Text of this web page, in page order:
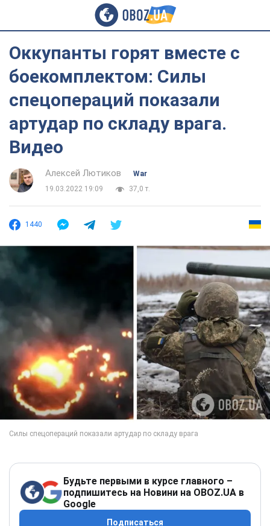
Оккупанты горят вместе с
боекомплектом: Силы
спецопераций показали
артудар по складу врага.
Видео
Алексей Лютиков
War
19.03.2022 19:09
37,0 т.
1440
Будьте первыми в курсе главного –
подпишитесь на Новини на OBOZ.UA в
Google
Подписаться